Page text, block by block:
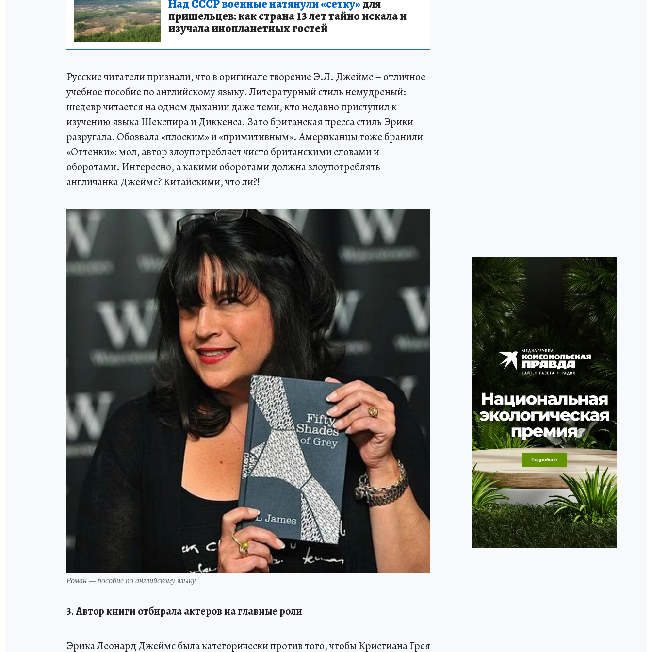
Над СССР военные натянули «сетку»для
пришельцев: как страна 13 лет тайно искала и
изучала инопланетных гостей
Русские читатели признали, что в оригинале творение Э.Л. Джеймс – отличное
учебное пособие по английскому языку. Литературный стиль немудреный:
шедевр читается на одном дыхании даже теми, кто недавно приступил к
изучению языка Шекспира и Диккенса. Зато британская пресса стиль Эрики
разругала. Обозвала «плоским» и «примитивным». Американцы тоже бранили
«Оттенки»: мол, автор злоупотребляет чисто британскими словами и
оборотами. Интересно, а какими оборотами должна злоупотреблять
англичанка Джеймс? Китайскими, что ли?!
Роман — пособие по английскому языку
3. Автор книги отбирала актеров на главные роли
Эрика Леонард Джеймс была категорически против того, чтобы Кристиана Грея